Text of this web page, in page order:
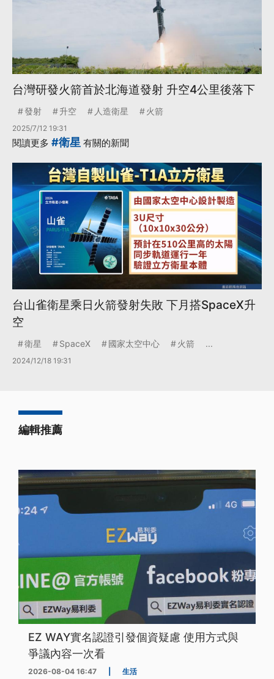
台灣研發火箭首於北海道發射 升空4公里後落下
發射 升空 人造衛星 火箭
2025/7/12 19:31
閱讀更多 #衛星 有關的新聞
台山雀衛星乘日火箭發射失敗 下月搭SpaceX升
空
衛星 SpaceX 國家太空中心 火箭 ...
2024/12/18 19:31
編輯推薦
EZ WAY實名認證引發個資疑慮 使用方式與
爭議內容一次看
2026-08-04 16:47 生活